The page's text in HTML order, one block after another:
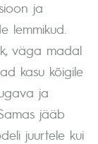
ja
lemmikud.
väga madal
kasu kõigile
ja
jääb
juurtele kui